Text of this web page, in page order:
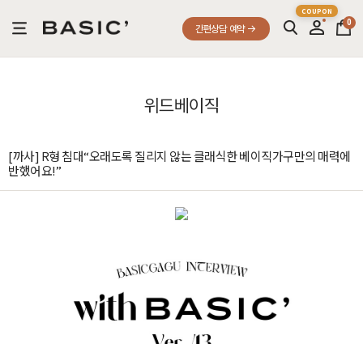
간편상담 예약
0
위드베이직
[까사] R형 침대“오래도록 질리지 않는 클래식한 베이직가구만의 매력에
반했어요!”